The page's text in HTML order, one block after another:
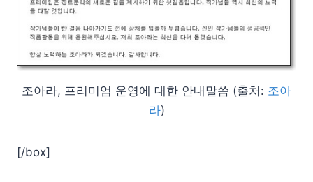
조아라, 프리미엄 운영에 대한 안내말씀 (출처: 조아
라)
[/box]